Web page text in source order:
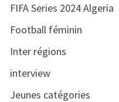
FIFA Series 2024 Algeria
Football féminin
Inter régions
interview
Jeunes catégories